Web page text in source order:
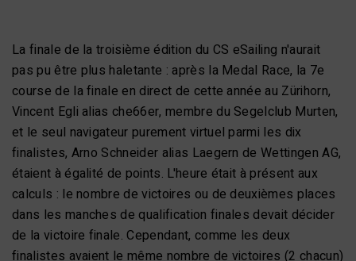
La finale de la troisième édition du CS eSailing n'aurait
pas pu être plus haletante : après la Medal Race, la 7e
course de la finale en direct de cette année au Zürihorn,
Vincent Egli alias che66er, membre du Segelclub Murten,
et le seul navigateur purement virtuel parmi les dix
finalistes, Arno Schneider alias Laegern de Wettingen AG,
étaient à égalité de points. L'heure était à présent aux
calculs : le nombre de victoires ou de deuxièmes places
dans les manches de qualification finales devait décider
de la victoire finale. Cependant, comme les deux
finalistes avaient le même nombre de victoires (2 chacun)